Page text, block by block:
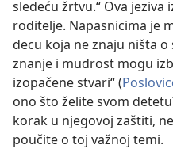
sledeću žrtvu.“ Ova jeziva
roditelje. Napasnicima je
decu koja ne znaju ništa o
znanje i mudrost mogu
izopačene stvari“ (
ono što želite svom
korak u njegovoj zaštiti,
poučite o toj važnoj temi.